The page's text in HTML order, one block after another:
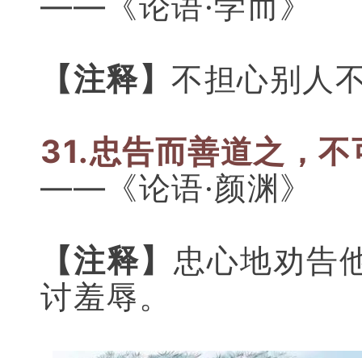
【注释】 不担心别人
31.忠告而善道之，
——《论语·颜渊》
【注释】 忠心地劝告
讨羞辱。